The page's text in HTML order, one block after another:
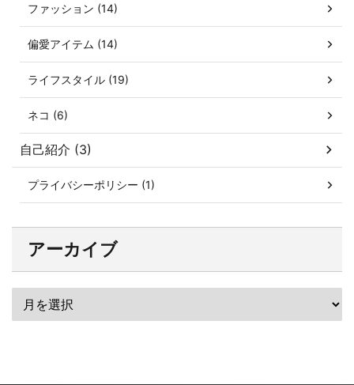
ファッション (14)
偏愛アイテム (14)
ライフスタイル (19)
ネコ (6)
自己紹介 (3)
プライバシーポリシー (1)
アーカイブ